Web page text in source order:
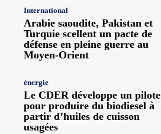
International
Arabie saoudite, Pakistan et
Turquie scellent un pacte de
défense en pleine guerre au
Moyen-Orient
énergie
Le CDER développe un pilote
pour produire du biodiesel à
partir d’huiles de cuisson
usagées